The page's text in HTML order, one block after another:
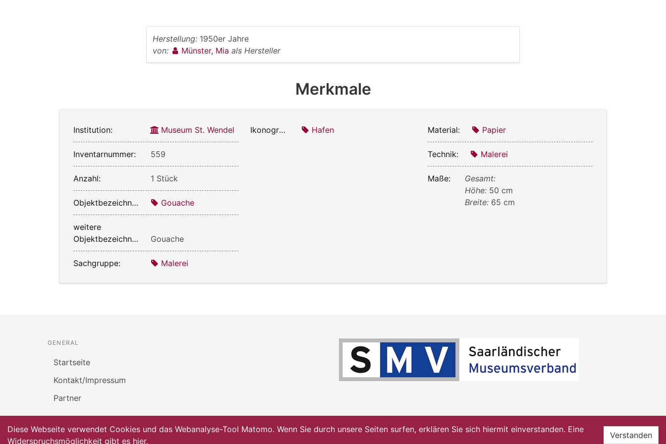
Herstellung: 1950er Jahre
von:
Münster, Mia als Hersteller
Merkmale
Institution: Museum St. Wendel
Inventarnummer: 559
Anzahl: 1 Stück
Objektbezeichnung: Gouache
weitere
Objektbezeichnung:
Gouache
Sachgruppe: Malerei
Ikonografie: Hafen Material: Papier
Technik: Malerei
Maße:
Gesamt:
Höhe: 50 cm
Breite: 65 cm
GENERAL
Startseite
Kontakt/Impressum
Partner
Diese Webseite verwendet Cookies und das Webanalyse-Tool Matomo. Wenn Sie durch unsere Seiten surfen, erklären Sie sich hiermit einverstanden. Eine
Widerspruchsmöglichkeit gibt es hier.
Verstanden